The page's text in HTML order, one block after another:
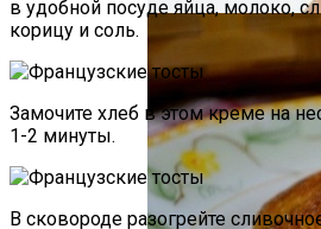
в удобной посуде яйца, молоко,
корицу и соль.
Замочите хлеб в этом креме на
1-2 минуты.
В сковороде разогрейте